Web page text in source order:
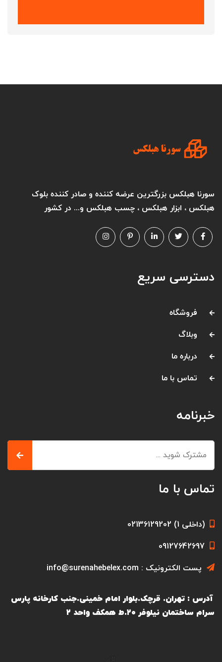
سورنا هبلکس بزرگترین عرضه کننده و صادر کننده بلوک
هبلکس ، ابزار هبلکس ، چسب هبلکس و... در کشور
دسترسی سریع
فروشگاه
وبلاگ
درباره ما
تماس با ما
خبرنامه
تماس با ما
(داخلی 1) 02136129202
09127642697
پست الکترونیک : info@surenahebelex.com
آدرس : تهران. قرچک.بلوار امام خمینی.جنب کارخانه پارس
سرام ساختمان نیلوفر ۲۰.ط همکف واحد ۲